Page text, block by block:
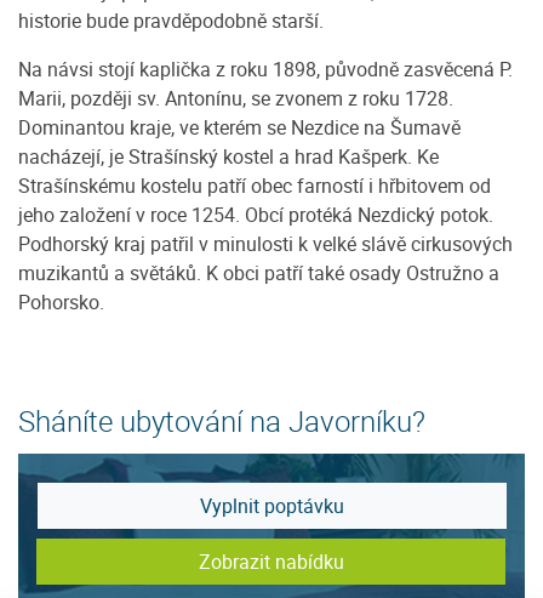
historie bude pravděpodobně starší.
Na návsi stojí kaplička z roku 1898, původně zasvěcená P.
Marii, později sv. Antonínu, se zvonem z roku 1728.
Dominantou kraje, ve kterém se Nezdice na Šumavě
nacházejí, je Strašínský kostel a hrad Kašperk. Ke
Strašínskému kostelu patří obec farností i hřbitovem od
jeho založení v roce 1254. Obcí protéká Nezdický potok.
Podhorský kraj patřil v minulosti k velké slávě cirkusových
muzikantů a světáků. K obci patří také osady Ostružno a
Pohorsko.
Sháníte ubytování na Javorníku?
Vyplnit poptávku
Zobrazit nabídku